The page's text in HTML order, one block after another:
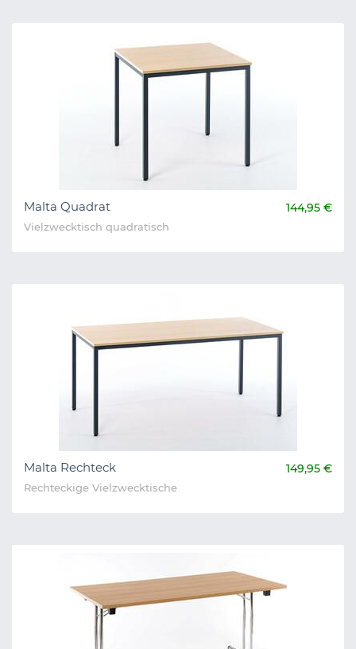
Malta Quadrat 144,95 €
Vielzwecktisch quadratisch
Malta Rechteck 149,95 €
Rechteckige Vielzwecktische